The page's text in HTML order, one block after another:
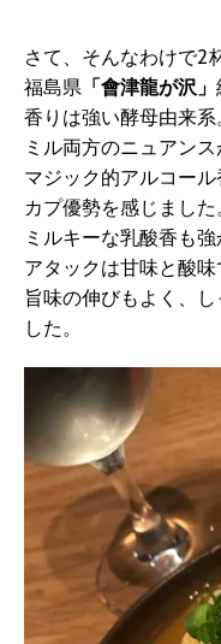
さて、そんなわけで2
福島県 「會津龍が沢」
香りは強い酵母由来
ミル両方のニュアンス
マジック的アルコー
カプ優勢を感じました
ミルキーな乳酸香も強
アタックは甘味と酸味
旨味の伸びもよく、
した。